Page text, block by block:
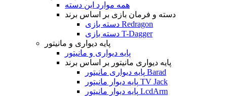
همه موارد این دسته
دسته و فرمان بازی بر اساس برند
دسته بازی Redragon
دسته بازی T-Dagger
پایه دیواری و مانیتور
پایه دیواری و مانیتور
پایه دیواری مانیتور بر اساس برند
پایه دیواری مانیتور Barad
پایه دیوار مانیتور TV Jack
پایه دیوار مانیتور LcdArm